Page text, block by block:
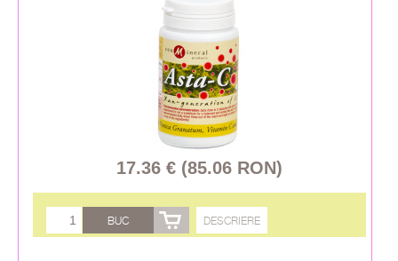
17.36 € (85.06 RON)
BUC DESCRIERE